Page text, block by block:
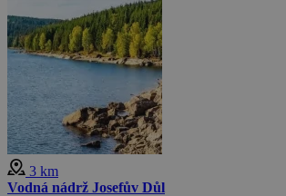
Menej fotiek
3 km
Vodná nádrž Josefův Důl